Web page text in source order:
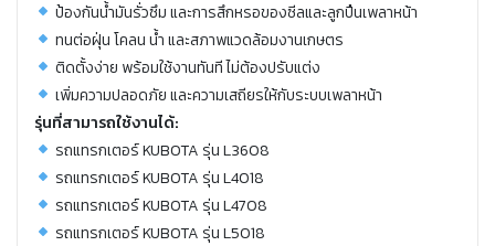
ป้องกันน้ำมันรั่วซึม และการสึกหรอของซีลและลูกปืนเพลาหน้า
ทนต่อฝุ่น โคลน น้ำ และสภาพแวดล้อมงานเกษตร
ติดตั้งง่าย พร้อมใช้งานทันที ไม่ต้องปรับแต่ง
เพิ่มความปลอดภัย และความเสถียรให้กับระบบเพลาหน้า
รุ่นที่สามารถใช้งานได้:
รถแทรกเตอร์ KUBOTA รุ่น L3608
รถแทรกเตอร์ KUBOTA รุ่น L4018
รถแทรกเตอร์ KUBOTA รุ่น L4708
รถแทรกเตอร์ KUBOTA รุ่น L5018